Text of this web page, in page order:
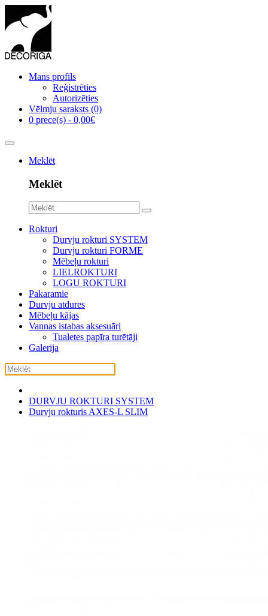
Mans profils
Reģistrēties
Autorizēties
Vēlmju saraksts (0)
0 prece(s) - 0,00€
Meklēt
Meklēt
Rokturi
Durvju rokturi SYSTEM
Durvju rokturi FORME
Mēbeļu rokturi
LIELROKTURI
LOGU ROKTURI
Pakaramie
Durvju atdures
Mēbeļu kājas
Vannas istabas aksesuāri
Tualetes papīra turētāji
Galerija
DURVJU ROKTURI SYSTEM
Durvju rokturis AXES-L SLIM